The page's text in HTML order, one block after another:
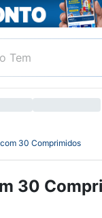
30 Comprimidos
30